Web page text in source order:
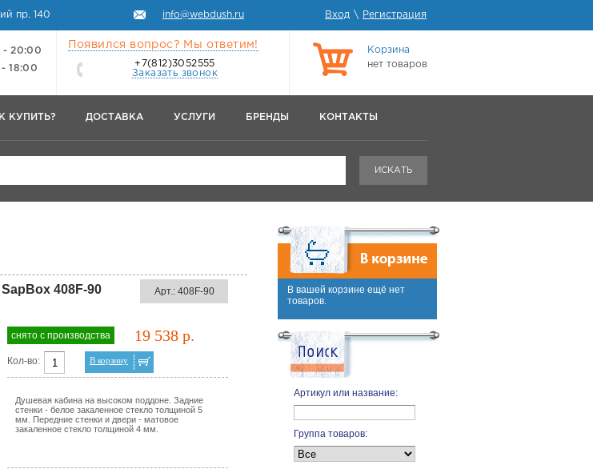
пр. 140 info@webdush.ru Вход \ Регистрация
- 20:00
18:00
Появился вопрос? Мы ответим!
+7(812)3052555
Заказать звонок
Корзина
нет товаров
КУПИТЬ? ДОСТАВКА УСЛУГИ БРЕНДЫ КОНТАКТЫ
ИСКАТЬ
408F-90
Арт.: 408F-90
снято с производства 19 538 р.
Кол-во: В корзину
Душевая кабина на высоком поддоне. Задние
стенки - белое закаленное стекло толщиной 5
мм. Передние стенки и двери - матовое
закаленное стекло толщиной 4 мм.
В вашей корзине ещё нет
товаров.
Артикул или название:
Группа товаров: